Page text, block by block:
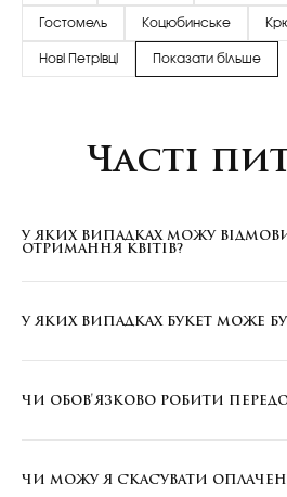
Гостомель Коцюбинське
Нові Петрівці Показати більше
Часті
У ЯКИХ ВИПАДКАХ МОЖУ
ОТРИМАННЯ КВІТІВ?
У ЯКИХ ВИПАДКАХ БУКЕТ МОЖЕ
ЧИ ОБОВ'ЯЗКОВО РОБИТИ
ЧИ МОЖУ Я СКАСУВАТИ